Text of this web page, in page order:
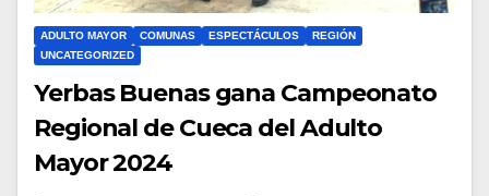
ADULTO MAYOR COMUNAS ESPECTÁCULOS
REGIÓN
UNCATEGORIZED
Yerbas Buenas gana Campeonato
Regional de Cueca del Adulto
Mayor 2024